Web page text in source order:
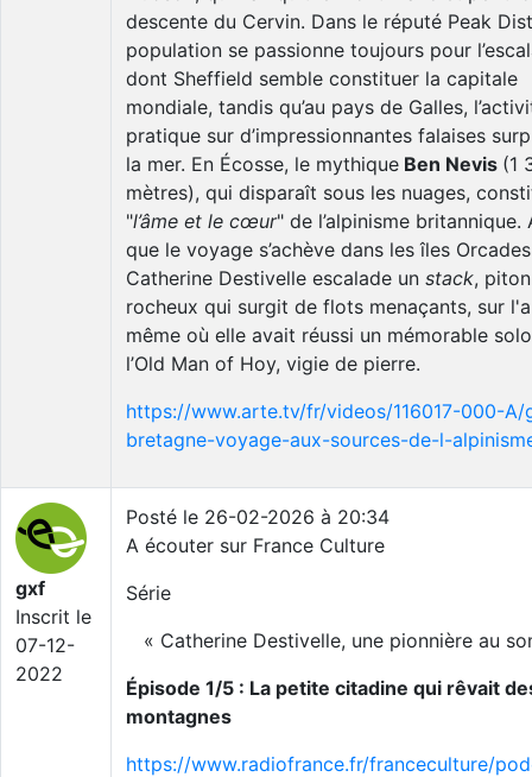
descente du Cervin. Dans le réputé Peak
population se passionne toujours pour
dont Sheffield semble constituer la capitale
mondiale, tandis qu’au pays de Galles,
pratique sur d’impressionnantes falaises
la mer. En Écosse, le mythique Ben Nevis (1
mètres), qui disparaît sous les nuages,
"l’âme et le cœur" de l’alpinisme britannique.
que le voyage s’achève dans les îles
Catherine Destivelle escalade un stack, piton
rocheux qui surgit de flots menaçants, sur
même où elle avait réussi un mémorable
l’Old Man of Hoy, vigie de pierre.
https://www.arte.tv/fr/videos/116017-000-A/
bretagne-voyage-aux-sources-de-l-
gxf
Inscrit le
07-12-
2022
Posté le 26-02-2026 à 20:34
A écouter sur France Culture
Série
« Catherine Destivelle, une pionnière au
Épisode 1/5 : La petite citadine qui rêvait
montagnes
https://www.radiofrance.fr/franceculture/